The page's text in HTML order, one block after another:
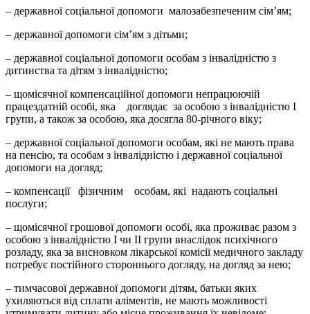
– державної соціальної допомоги малозабезпеченим сім’ям;
– державної допомоги сім’ям з дітьми;
– державної соціальної допомоги особам з інвалідністю з
дитинства та дітям з інвалідністю;
– щомісячної компенсаційної допомоги непрацюючій
працездатній особі, яка доглядає за особою з інвалідністю І
групи, а також за особою, яка досягла 80-річного віку;
– державної соціальної допомоги особам, які не мають права
на пенсію, та особам з інвалідністю і державної соціальної
допомоги на догляд;
– компенсації фізичним особам, які надають соціальні
послуги;
– щомісячної грошової допомоги особі, яка проживає разом з
особою з інвалідністю I чи II групи внаслідок психічного
розладу, яка за висновком лікарської комісії медичного закладу
потребує постійного стороннього догляду, на догляд за нею;
– тимчасової державної допомоги дітям, батьки яких
ухиляються від сплати аліментів, не мають можливості